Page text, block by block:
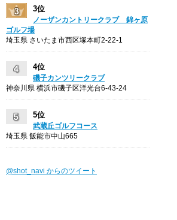
3位
ノーザンカントリークラブ 錦ヶ原
ゴルフ場
埼玉県 さいたま市西区塚本町2-22-1
4位
磯子カンツリークラブ
神奈川県 横浜市磯子区洋光台6-43-24
5位
武蔵丘ゴルフコース
埼玉県 飯能市中山665
@shot_navi からのツイート